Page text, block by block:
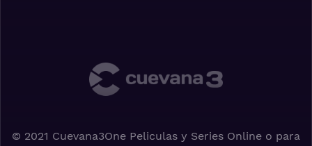
© 2021 Cuevana3One Peliculas y Series Online o para